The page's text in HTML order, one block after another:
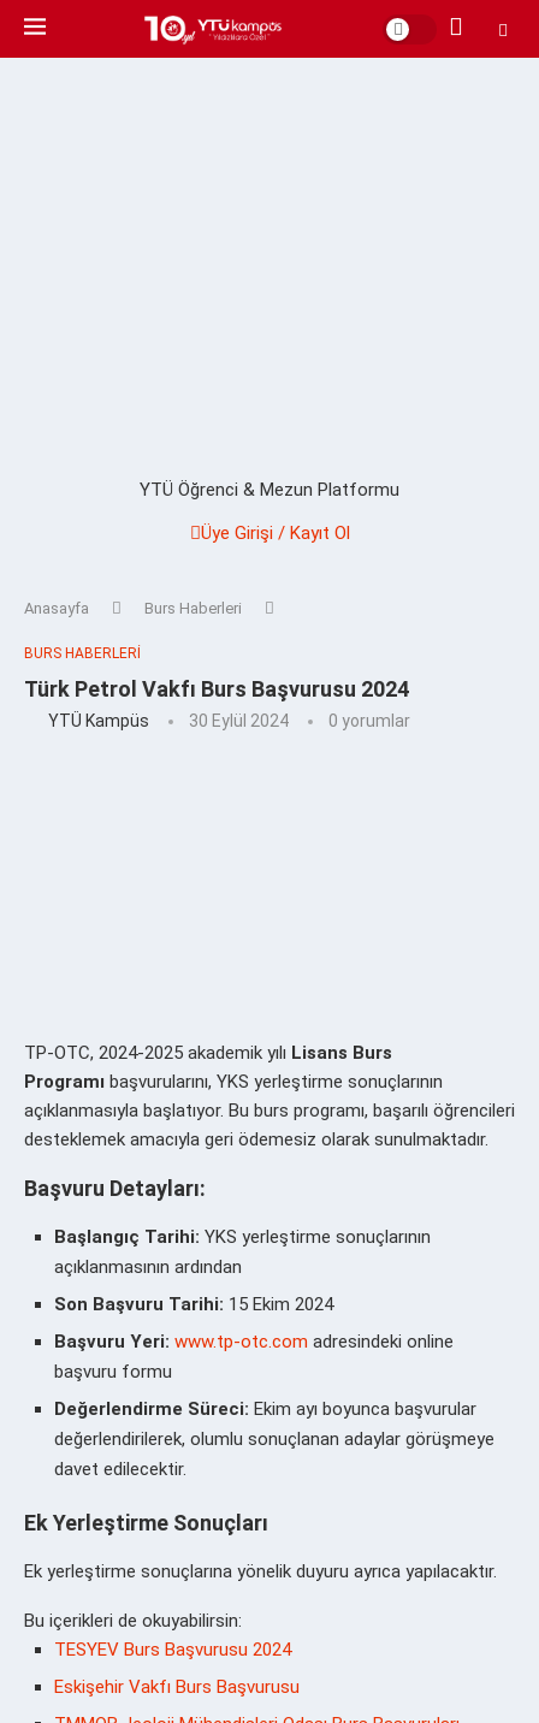
YTÜ Öğrenci & Mezun Platformu
Üye Girişi / Kayıt Ol
Anasayfa Burs Haberleri
BURS HABERLERI
Türk Petrol Vakfı Burs Başvurusu 2024
YTÜ Kampüs 30 Eylül 2024 0 yorumlar
TP-OTC, 2024-2025 akademik yılı Lisans Burs
Programı başvurularını, YKS yerleştirme sonuçlarının
açıklanmasıyla başlatıyor. Bu burs programı, başarılı öğrencileri
desteklemek amacıyla geri ödemesiz olarak sunulmaktadır.
Başvuru Detayları:
Başlangıç Tarihi: YKS yerleştirme sonuçlarının
açıklanmasının ardından
Son Başvuru Tarihi: 15 Ekim 2024
Başvuru Yeri: www.tp-otc.com adresindeki online
başvuru formu
Değerlendirme Süreci: Ekim ayı boyunca başvurular
değerlendirilerek, olumlu sonuçlanan adaylar görüşmeye
davet edilecektir.
Ek Yerleştirme Sonuçları
Ek yerleştirme sonuçlarına yönelik duyuru ayrıca yapılacaktır.
Bu içerikleri de okuyabilirsin:
TESYEV Burs Başvurusu 2024
Eskişehir Vakfı Burs Başvurusu